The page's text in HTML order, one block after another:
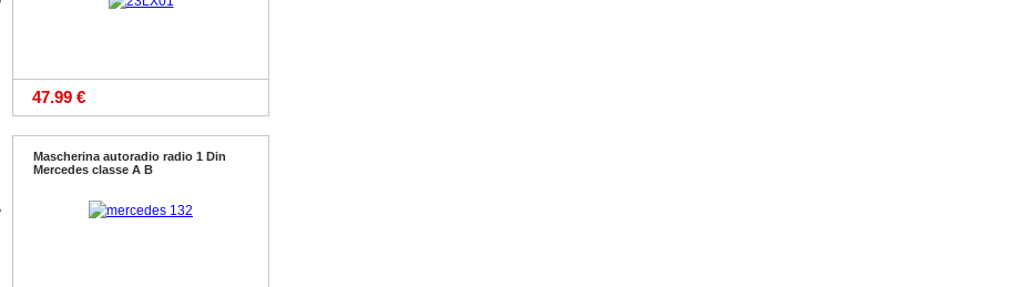
47.99 €
Mascherina autoradio radio 1 Din
Mercedes classe A B